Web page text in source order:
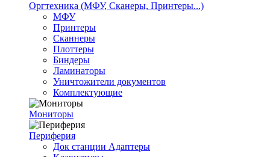
Оргтехника (МФУ, Сканеры, Принтеры...)
МФУ
Принтеры
Сканнеры
Плоттеры
Биндеры
Ламинаторы
Уничтожители документов
Комплектующие
Мониторы
Периферия
Док станции Адаптеры